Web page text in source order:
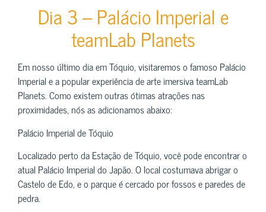
Dia 3 – Palácio Imperial e
teamLab Planets
Em nosso último dia em Tóquio, visitaremos o famoso Palácio
Imperial e a popular experiência de arte imersiva teamLab
Planets. Como existem outras ótimas atrações nas
proximidades, nós as adicionamos abaixo:
Palácio Imperial de Tóquio
Localizado perto da Estação de Tóquio, você pode encontrar o
atual Palácio Imperial do Japão. O local costumava abrigar o
Castelo de Edo, e o parque é cercado por fossos e paredes de
pedra.